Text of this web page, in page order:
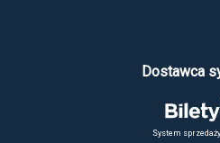
Dostawca
System